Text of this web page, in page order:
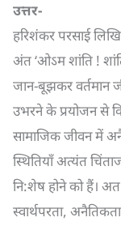
उत्तर-
हरिशंकर परसाई
अंत ‘ओऽम शांति !
जान-बूझकर वर्तमान
उभरने के प्रयोजन से
सामाजिक जीवन में
स्थितियाँ अत्यंत
नि:शेष होने को हैं।
स्वार्थपरता,